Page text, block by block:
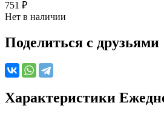
751 ₽
Нет в наличии
Поделиться с друзьями
Характеристики